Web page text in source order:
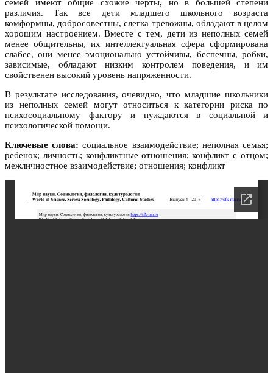
семей имеют общие схожие черты, но в большей степени
различия. Так все дети младшего школьного возраста
комформны, добросовестны, слегка тревожны, обладают в целом
хорошим настроением. Вместе с тем, дети из неполных семей
менее общительны, их интеллектуальная сфера сформирована
слабее, они менее эмоционально устойчивы, беспечны, робки,
зависимые, обладают низким контролем поведения, и им
свойственен высокий уровень напряженности.
В результате исследования, очевидно, что младшие школьники
из неполных семей могут относиться к категории риска по
психосоциальному фактору и нуждаются в социальной и
психологической помощи.
Ключевые слова: социальное взаимодействие; неполная семья;
ребенок; личность; конфликтные отношения; конфликт с отцом;
межличностное взаимодействие; отношения; конфликт